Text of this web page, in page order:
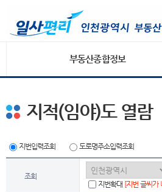
부동산종합정보
지적(임야)도 열람
지번입력조회 도로명주소입력조회
조회
지번확대 [지번 글씨가